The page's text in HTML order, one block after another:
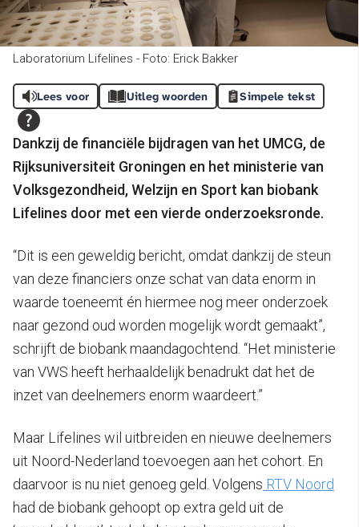
Laboratorium Lifelines - Foto: Erick Bakker
Lees voor Uitleg woorden Simpele tekst
Dankzij de financiële bijdragen van het UMCG, de
Rijksuniversiteit Groningen en het ministerie van
Volksgezondheid, Welzijn en Sport kan biobank
Lifelines door met een vierde onderzoeksronde.
“Dit is een geweldig bericht, omdat dankzij de steun
van deze financiers onze schat van data enorm in
waarde toeneemt én hiermee nog meer onderzoek
naar gezond oud worden mogelijk wordt gemaakt”,
schrijft de biobank maandagochtend. “Het ministerie
van VWS heeft herhaaldelijk benadrukt dat het de
inzet van deelnemers enorm waardeert.”
Maar Lifelines wil uitbreiden en nieuwe deelnemers
uit Noord-Nederland toevoegen aan het cohort. En
daarvoor is nu niet genoeg geld. Volgens RTV Noord
had de biobank gehoopt op extra geld uit de